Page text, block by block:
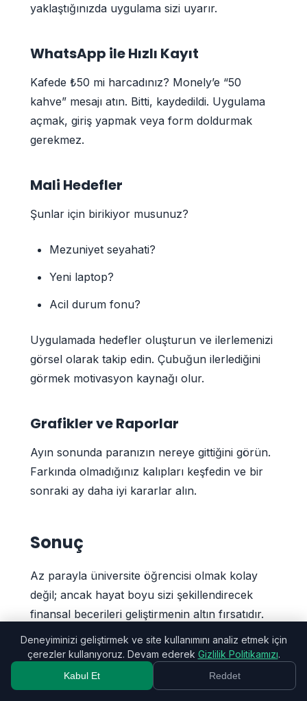
yaklaştığınızda uygulama sizi uyarır.
WhatsApp ile Hızlı Kayıt
Kafede ₺50 mi harcadınız? Monely’e “50
kahve” mesajı atın. Bitti, kaydedildi. Uygulama
açmak, giriş yapmak veya form doldurmak
gerekmez.
Mali Hedefler
Şunlar için birikiyor musunuz?
Mezuniyet seyahati?
Yeni laptop?
Acil durum fonu?
Uygulamada hedefler oluşturun ve ilerlemenizi
görsel olarak takip edin. Çubuğun ilerlediğini
görmek motivasyon kaynağı olur.
Grafikler ve Raporlar
Ayın sonunda paranızın nereye gittiğini görün.
Farkında olmadığınız kalıpları keşfedin ve bir
sonraki ay daha iyi kararlar alın.
Sonuç
Az parayla üniversite öğrencisi olmak kolay
değil; ancak hayat boyu sizi şekillendirecek
finansal becerileri geliştirmenin altın fırsatıdır.
Şimdi oluşturduğunuz alışkanlıklar, borçlu mu
yoksa birikimle mi mezun olacağınızı
belirleyecek.
Deneyiminizi geliştirmek ve site kullanımını analiz etmek için
çerezler kullanıyoruz. Devam ederek Gizlilik Politikamızı.
Kabul Et Reddet